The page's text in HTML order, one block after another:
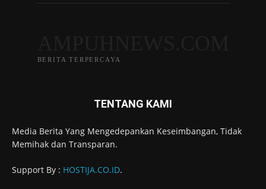
BERITA TERPERCAYA
TENTANG KAMI
Media Berita Yang Mengedepankan Keseimbangan, Tidak
Memihak dan Transparan.
Support By : HOSTIJA.CO.ID.